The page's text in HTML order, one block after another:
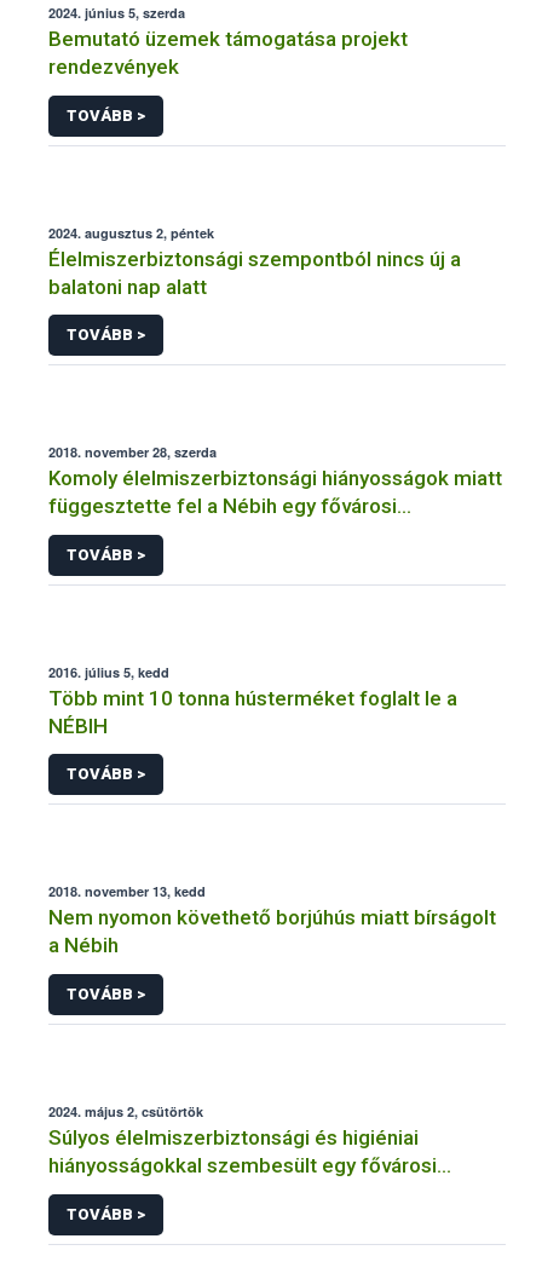
2024. június 5, szerda
Bemutató üzemek támogatása projekt
rendezvények
TOVÁBB >
2024. augusztus 2, péntek
Élelmiszerbiztonsági szempontból nincs új a
balatoni nap alatt
TOVÁBB >
2018. november 28, szerda
Komoly élelmiszerbiztonsági hiányosságok miatt
függesztette fel a Nébih egy fővárosi
cukrászüzem működését
TOVÁBB >
2016. július 5, kedd
Több mint 10 tonna hústerméket foglalt le a
NÉBIH
TOVÁBB >
2018. november 13, kedd
Nem nyomon követhető borjúhús miatt bírságolt
a Nébih
TOVÁBB >
2024. május 2, csütörtök
Súlyos élelmiszerbiztonsági és higiéniai
hiányosságokkal szembesült egy fővárosi
vendéglátóhelyen a Nébih
TOVÁBB >